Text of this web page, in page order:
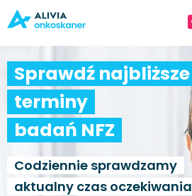
Sprawdź najbliższe
terminy
badań NFZ
Codziennie sprawdzamy
aktualny czas oczekiwania